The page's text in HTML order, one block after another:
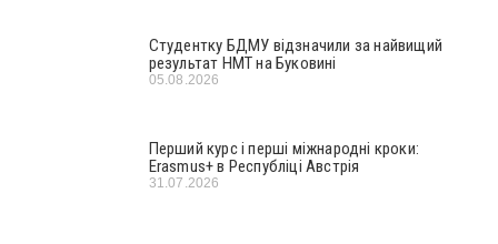
Студентку БДМУ відзначили за найвищий
результат НМТ на Буковині
05.08.2026
Перший курс і перші міжнародні кроки:
Erasmus+ в Республіці Австрія
31.07.2026